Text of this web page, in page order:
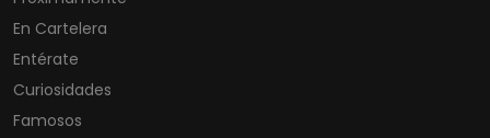
En Cartelera
Entérate
Curiosidades
Famosos